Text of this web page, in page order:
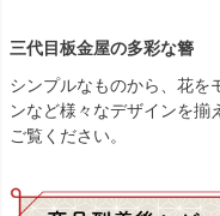
三代目板金屋の多彩な簪
シンプルなものから、花を
ンなど様々なデザインを揃
ご覧ください。